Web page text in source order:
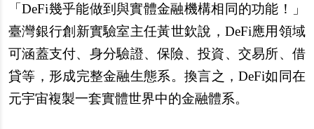
「DeFi幾乎能做到與實體金融機構相同的功能！」
臺灣銀行創新實驗室主任黃世欽說，DeFi應用領域
可涵蓋支付、身分驗證、保險、投資、交易所、借
貸等，形成完整金融生態系。 換言之，DeFi如同在
元宇宙複製一套實體世界中的金融體系。